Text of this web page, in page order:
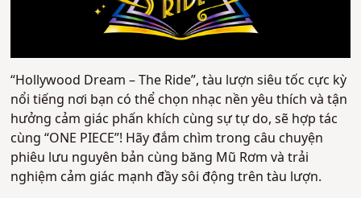
“Hollywood Dream – The Ride”, tàu lượn siêu tốc cực kỳ
nổi tiếng nơi bạn có thể chọn nhạc nền yêu thích và tận
hưởng cảm giác phấn khích cùng sự tự do, sẽ hợp tác
cùng “ONE PIECE”! Hãy đắm chìm trong câu chuyện
phiêu lưu nguyên bản cùng băng Mũ Rơm và trải
nghiệm cảm giác mạnh đầy sôi động trên tàu lượn.